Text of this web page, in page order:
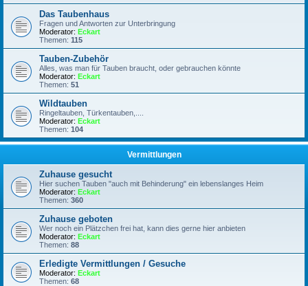
Das Taubenhaus
Fragen und Antworten zur Unterbringung
Moderator: Eckart
Themen: 115
Tauben-Zubehör
Alles, was man für Tauben braucht, oder gebrauchen könnte
Moderator: Eckart
Themen: 51
Wildtauben
Ringeltauben, Türkentauben,....
Moderator: Eckart
Themen: 104
Vermittlungen
Zuhause gesucht
Hier suchen Tauben "auch mit Behinderung" ein lebenslanges Heim
Moderator: Eckart
Themen: 360
Zuhause geboten
Wer noch ein Plätzchen frei hat, kann dies gerne hier anbieten
Moderator: Eckart
Themen: 88
Erledigte Vermittlungen / Gesuche
Moderator: Eckart
Themen: 68